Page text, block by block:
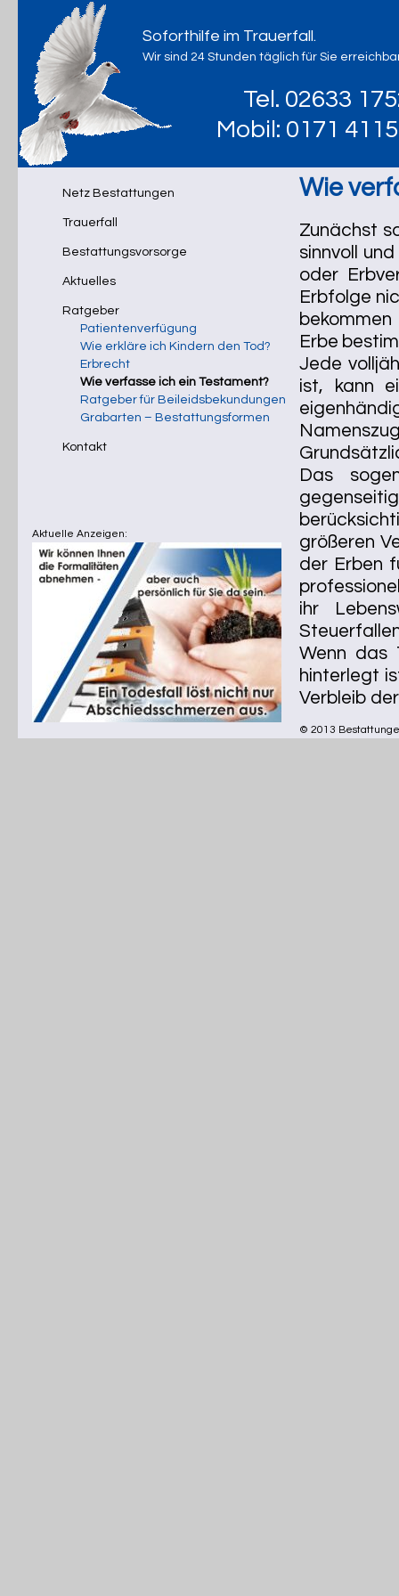
Soforthilfe im Trauerfall.
Wir sind 24 Stunden täglich für Sie
Tel. 02633
Mobil: 0171
Netz Bestattungen
Trauerfall
Bestattungsvorsorge
Aktuelles
Ratgeber
Patientenverfügung
Wie erkläre ich Kindern den Tod?
Erbrecht
Wie verfasse ich ein Testament?
Ratgeber für Beileidsbekundungen
Grabarten – Bestattungsformen
Kontakt
Wie
Zunächst
sinnvoll
oder
Erbfolge
Erbe
Jede
ist, kann
Das
größeren
der Erben
ihr
Wenn das
hinterlegt
Verbleib
Aktuelle Anzeigen:
© 2013